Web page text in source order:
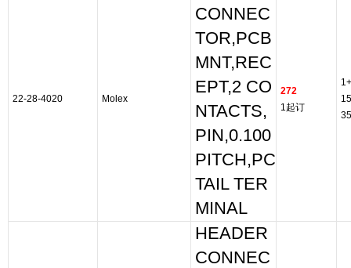
22-28-4020 Molex
CONNEC
TOR,PCB
MNT,REC
EPT,2 CO
NTACTS,
PIN,0.100
PITCH,PC
TAIL TER
MINAL
272
1起订
1+
HEADER
CONNEC